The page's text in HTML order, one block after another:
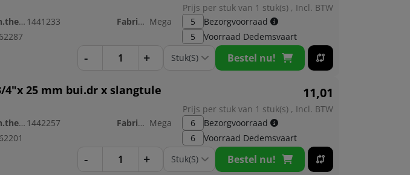
Prijs per stuk van 1 stuk(s) , Incl. BTW
dimerce.plugin.theme.productnr: 1441233 Fabrikant: Mega
5
Bezorgvoorraad
5
Voorraad Dedemsvaart
- + Bestel nu!
4"x 25 mm bui.dr x slangtule 11,01
Prijs per stuk van 1 stuk(s) , Incl. BTW
dimerce.plugin.theme.productnr: 1442257 Fabrikant: Mega
6
Bezorgvoorraad
6
Voorraad Dedemsvaart
- + Bestel nu!